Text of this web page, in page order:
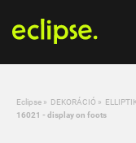
Eclipse » DEKORÁCIÓ »
16021 - display on foots